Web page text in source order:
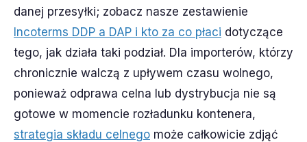
danej przesyłki; zobacz nasze zestawienie
Incoterms DDP a DAP i kto za co płaci dotyczące
tego, jak działa taki podział. Dla importerów, którzy
chronicznie walczą z upływem czasu wolnego,
ponieważ odprawa celna lub dystrybucja nie są
gotowe w momencie rozładunku kontenera,
strategia składu celnego może całkowicie zdjąć